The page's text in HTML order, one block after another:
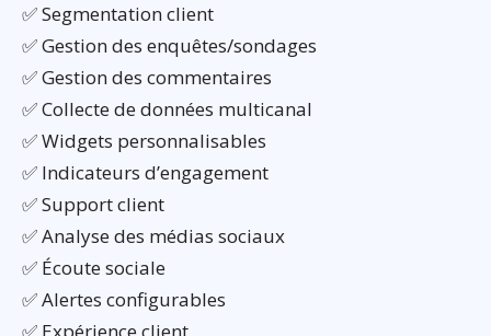
✅ Segmentation client
✅ Gestion des enquêtes/sondages
✅ Gestion des commentaires
✅ Collecte de données multicanal
✅ Widgets personnalisables
✅ Indicateurs d’engagement
✅ Support client
✅ Analyse des médias sociaux
✅ Écoute sociale
✅ Alertes configurables